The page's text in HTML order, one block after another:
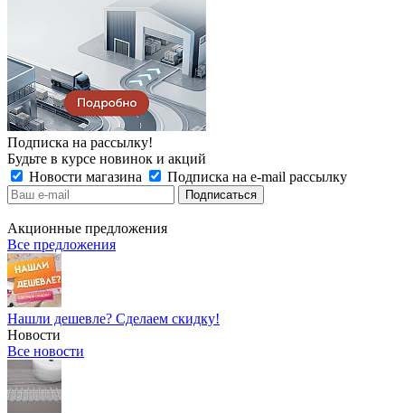
Подписка на рассылку!
Будьте в курсе новинок и акций
Новости магазина
Подписка на e-mail рассылку
Акционные предложения
Все предложения
Нашли дешевле? Сделаем скидку!
Новости
Все новости